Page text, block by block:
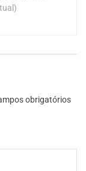
obrigatórios